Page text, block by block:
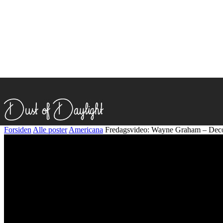
Forsiden Alle poster Americana Fredagsvideo: Wayne Graham –